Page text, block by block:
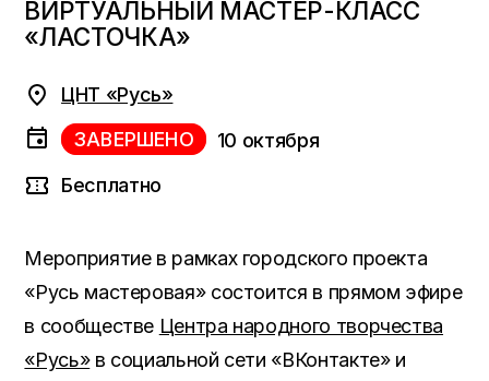
ВИРТУАЛЬНЫЙ МАСТЕР-КЛАСС
«ЛАСТОЧКА»
ЦНТ «Русь»
ЗАВЕРШЕНО
10 октября
Бесплатно
Мероприятие в рамках городского проекта
«Русь мастеровая» состоится в прямом эфире
в сообществе Центра народного творчества
«Русь»в социальной сети «ВКонтакте» и